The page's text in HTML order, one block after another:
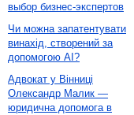
выбор бизнес-экспертов
Чи можна запатентувати
винахід, створений за
допомогою AI?
Адвокат у Вінниці
Олександр Малик —
юридична допомога в